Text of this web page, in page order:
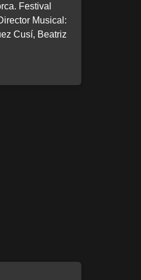
Festival
Musical:
Cusí, Beatriz